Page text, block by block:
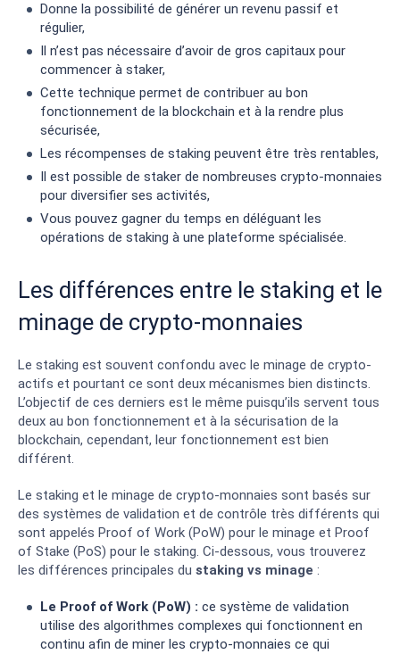
Donne la possibilité de générer un revenu passif et
régulier,
Il n’est pas nécessaire d’avoir de gros capitaux pour
commencer à staker,
Cette technique permet de contribuer au bon
fonctionnement de la blockchain et à la rendre plus
sécurisée,
Les récompenses de staking peuvent être très rentables,
Il est possible de staker de nombreuses crypto-monnaies
pour diversifier ses activités,
Vous pouvez gagner du temps en déléguant les
opérations de staking à une plateforme spécialisée.
Les différences entre le staking et le
minage de crypto-monnaies
Le staking est souvent confondu avec le minage de crypto-
actifs et pourtant ce sont deux mécanismes bien distincts.
L’objectif de ces derniers est le même puisqu’ils servent tous
deux au bon fonctionnement et à la sécurisation de la
blockchain, cependant, leur fonctionnement est bien
différent.
Le staking et le minage de crypto-monnaies sont basés sur
des systèmes de validation et de contrôle très différents qui
sont appelés Proof of Work (PoW) pour le minage et Proof
of Stake (PoS) pour le staking. Ci-dessous, vous trouverez
les différences principales du staking vs minage :
Le Proof of Work (PoW) : ce système de validation
utilise des algorithmes complexes qui fonctionnent en
continu afin de miner les crypto-monnaies ce qui